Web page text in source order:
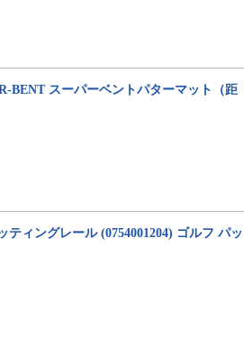
BENT スーパーベントパターマット（距
ィングレール (0754001204) ゴルフ パッ